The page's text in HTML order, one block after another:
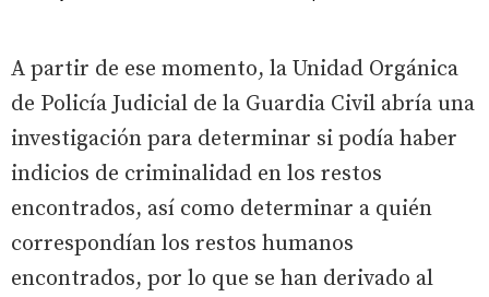
A partir de ese momento, la Unidad Orgánica
de Policía Judicial de la Guardia Civil abría una
investigación para determinar si podía haber
indicios de criminalidad en los restos
encontrados, así como determinar a quién
correspondían los restos humanos
encontrados, por lo que se han derivado al